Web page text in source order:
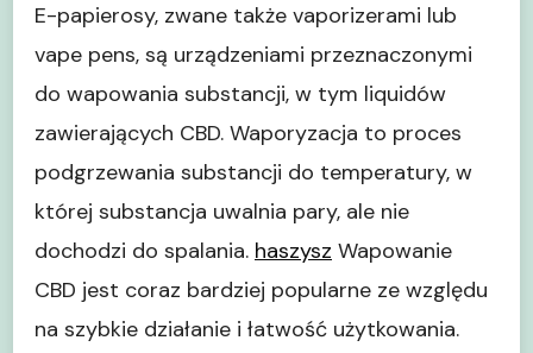
E-papierosy, zwane także vaporizerami lub
vape pens, są urządzeniami przeznaczonymi
do wapowania substancji, w tym liquidów
zawierających CBD. Waporyzacja to proces
podgrzewania substancji do temperatury, w
której substancja uwalnia pary, ale nie
dochodzi do spalania. haszysz Wapowanie
CBD jest coraz bardziej popularne ze względu
na szybkie działanie i łatwość użytkowania.